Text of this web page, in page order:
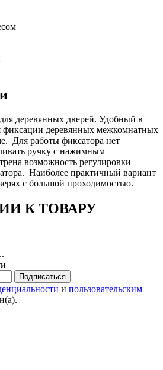
деревянных дверей. Удобный в
фиксации деревянных межкомнатных
Для работы фиксатора нет
ручку с нажимным
возможность регулировки
Наиболее практичный вариант
с большой проходимостью.
К ТОВАРУ
Подписаться
и пользовательским